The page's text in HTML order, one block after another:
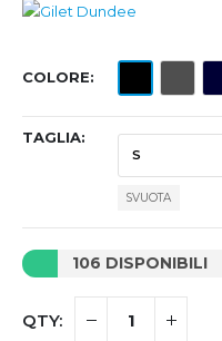
COLORE
TAGLIA
SVUOTA
106 DISPONIBILI